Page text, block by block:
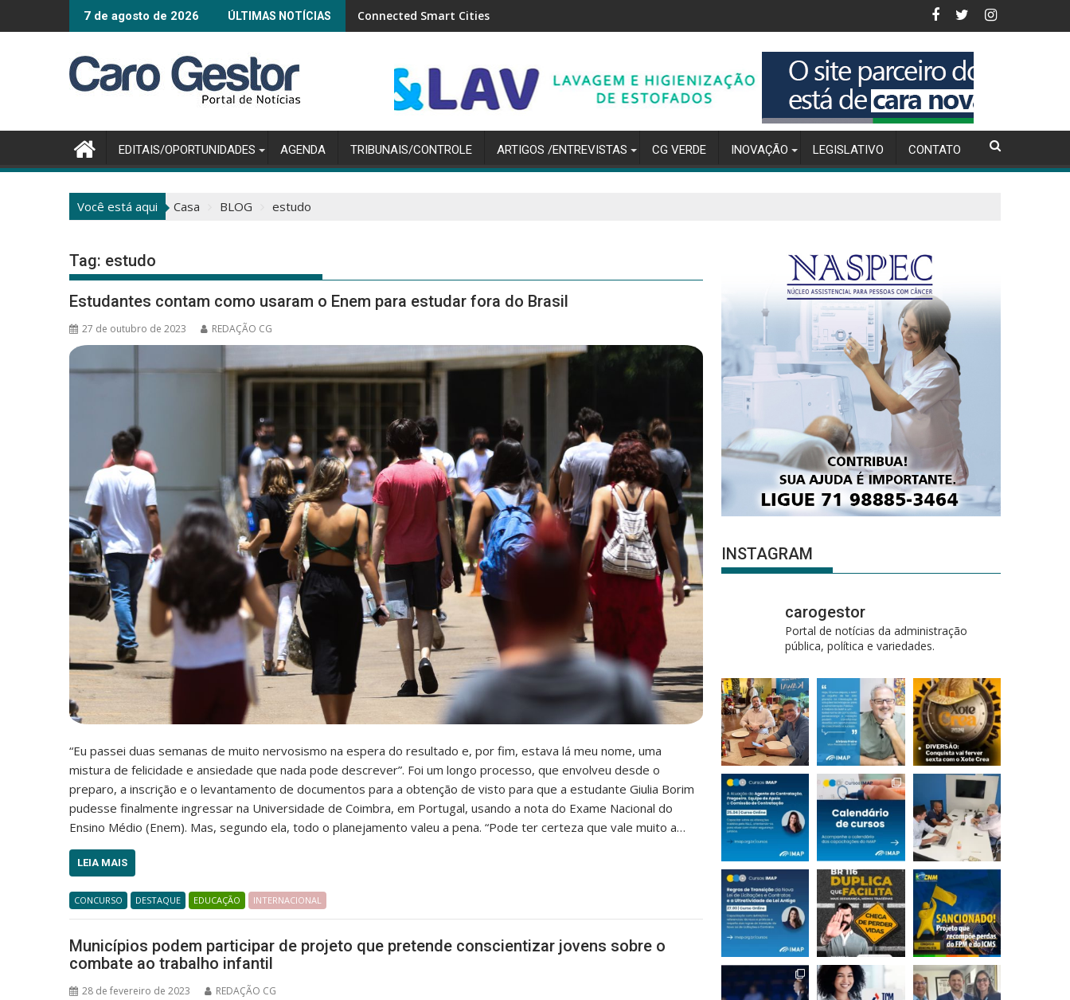
para
7 de agosto de 2026 ÚLTIMAS NOTÍCIAS
Connected Smart Cities Inteligência Artificial na Gestão de Compras
EDITAIS/OPORTUNIDADES AGENDA TRIBUNAIS/CONTROLE ARTIGOS /ENTREVISTAS CG VERDE INOVAÇÃO LEGISLATIVO CONTATO
Você está aqui Casa BLOG estudo
Tag: estudo
Estudantes contam como usaram o Enem para estudar fora do Brasil
27 de outubro de 2023 REDAÇÃO CG
“Eu passei duas semanas de muito nervosismo na espera do resultado e, por fim, estava lá meu nome, uma
mistura de felicidade e ansiedade que nada pode descrever”. Foi um longo processo, que envolveu desde o
preparo, a inscrição e o levantamento de documentos para a obtenção de visto para que a estudante Giulia Borim
pudesse finalmente ingressar na Universidade de Coimbra, em Portugal, usando a nota do Exame Nacional do
Ensino Médio (Enem). Mas, segundo ela, todo o planejamento valeu a pena. “Pode ter certeza que vale muito a…
LEIA MAIS
CONCURSO DESTAQUE EDUCAÇÃO INTERNACIONAL
Municípios podem participar de projeto que pretende conscientizar jovens sobre o
combate ao trabalho infantil
28 de fevereiro de 2023 REDAÇÃO CG
INSTAGRAM
carogestor
Portal de notícias da administração
pública, política e variedades.